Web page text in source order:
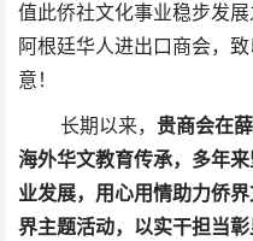
值此侨社文化事业稳步发
阿根廷华人进出口商会，
意！
长期以来， 贵商会在
海外华文教育传承，多年
业发展，用心用情助力侨
界主题活动，以实干担当